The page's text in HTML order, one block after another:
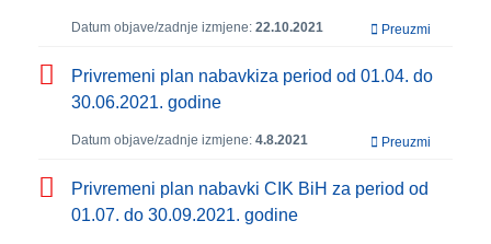
Datum objave/zadnje izmjene: 22.10.2021 Preuzmi
Privremeni plan nabavkiza period od 01.04. do
30.06.2021. godine
Datum objave/zadnje izmjene: 4.8.2021 Preuzmi
Privremeni plan nabavki CIK BiH za period od
01.07. do 30.09.2021. godine